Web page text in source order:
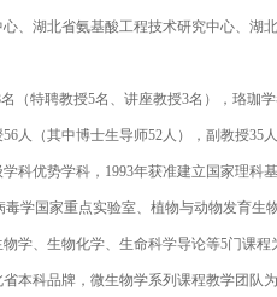
、湖北省氨基酸工程技术研究中心、湖
特聘教授5名、讲座教授3名），珞珈学
人（其中博士生导师52人），副教授35人
优势学科，1993年获准建立国家理科
学国家重点实验室、植物与动物发育生
学、生物化学、生命科学导论等5门课
本科品牌，微生物学系列课程教学团队